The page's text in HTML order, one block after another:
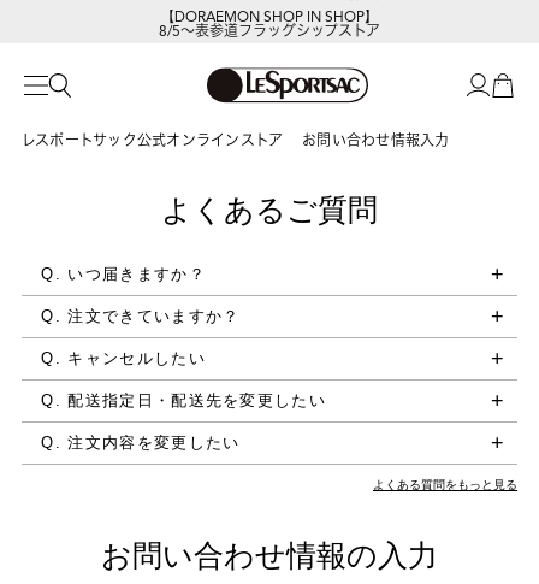
【DORAEMON SHOP IN SHOP】
8/5～表参道フラッグシップストア
レスポートサック公式オンラインストア お問い合わせ情報入力
よくあるご質問
Q. いつ届きますか？
Q. 注文できていますか？
Q. キャンセルしたい
Q. 配送指定日・配送先を変更したい
Q. 注文内容を変更したい
よくある質問をもっと見る
お問い合わせ情報の入力